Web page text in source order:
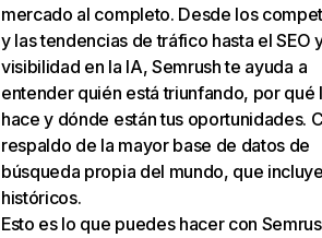
mercado al completo. Desde los
y las tendencias de tráfico hasta el SEO
visibilidad en la IA, Semrush te ayuda a
entender quién está triunfando, por qué
hace y dónde están tus oportunidades.
respaldo de la mayor base de datos de
búsqueda propia del mundo, que
históricos.
Esto es lo que puedes hacer con